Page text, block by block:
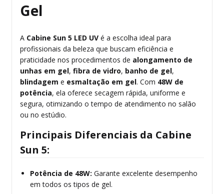
Gel
A Cabine Sun 5 LED UV é a escolha ideal para
profissionais da beleza que buscam eficiência e
praticidade nos procedimentos de alongamento de
unhas em gel, fibra de vidro, banho de gel,
blindagem e esmaltação em gel. Com 48W de
potência, ela oferece secagem rápida, uniforme e
segura, otimizando o tempo de atendimento no salão
ou no estúdio.
Principais Diferenciais da Cabine
Sun 5:
Potência de 48W: Garante excelente desempenho
em todos os tipos de gel.